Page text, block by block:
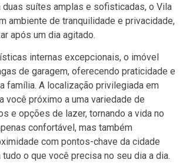
duas suítes amplas e sofisticadas, o Vila
ambiente de tranquilidade e privacidade,
após um dia agitado.
internas excepcionais, o imóvel
de garagem, oferecendo praticidade e
família. A localização privilegiada em
você próximo a uma variedade de
e opções de lazer, tornando a vida no
confortável, mas também
com pontos-chave da cidade
o que você precisa no seu dia a dia.